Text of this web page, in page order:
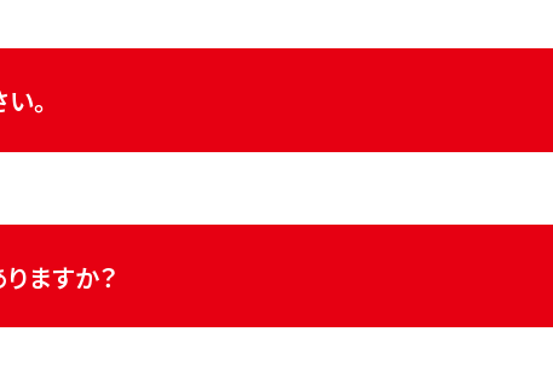
。
りエントリーをお願いいたします。
ますか？